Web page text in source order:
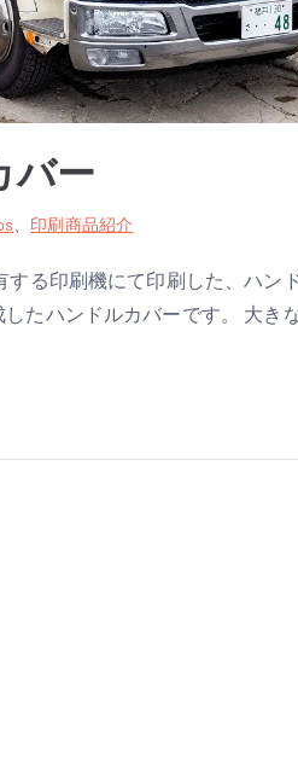
バー
印刷商品紹介
る印刷機にて印刷した、ハン
たハンドルカバーです。 大き